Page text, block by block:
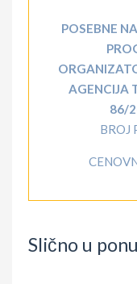
POSEBNE
AGENCIJA
86/
BROJ
Slično u